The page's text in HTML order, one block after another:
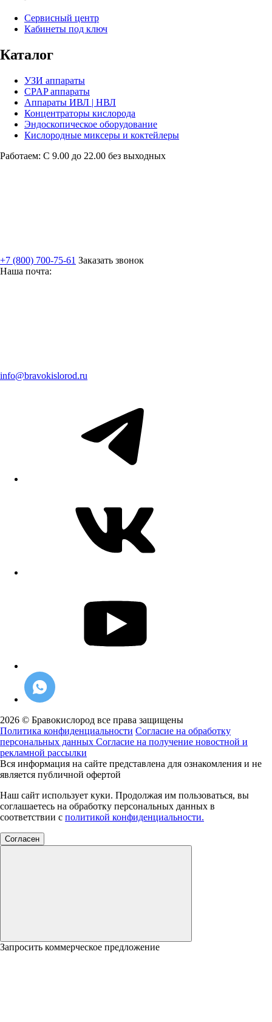
Сервисный центр
Кабинеты под ключ
Каталог
УЗИ аппараты
CPAP аппараты
Аппараты ИВЛ | НВЛ
Концентраторы кислорода
Эндоскопическое оборудование
Кислородные миксеры и коктейлеры
Работаем: С 9.00 до 22.00 без выходных
+7 (800) 700-75-61 Заказать звонок
Наша почта:
info@bravokislorod.ru
2026 © Бравокислород все права защищены
Политика конфиденциальности Согласие на обработку
персональных данных Согласие на получение новостной и
рекламной рассылки
Вся информация на сайте представлена для ознакомления и не
является публичной офертой
Наш сайт использует куки. Продолжая им пользоваться, вы
соглашаетесь на обработку персональных данных в
соответствии с политикой конфиденциальности.
Согласен
Запросить коммерческое предложение